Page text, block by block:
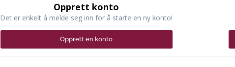
Opprett konto
Det er enkelt å melde seg inn for å starte en ny konto!
Opprett en konto